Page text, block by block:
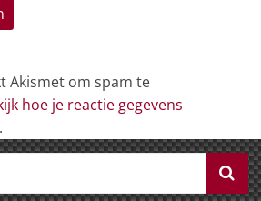
Akismet om spam te
hoe je reactie gegevens
.